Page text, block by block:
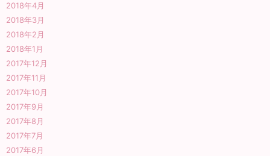
2018年4月
2018年3月
2018年2月
2018年1月
2017年12月
2017年11月
2017年10月
2017年9月
2017年8月
2017年7月
2017年6月